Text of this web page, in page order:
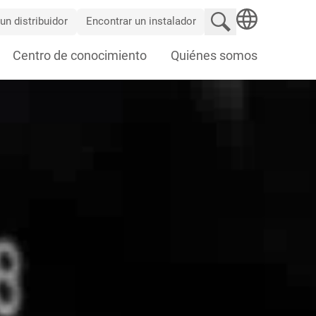
distribuidor Encontrar un instalador
Buscar en el sitio
Centro de conocimiento Quiénes somos